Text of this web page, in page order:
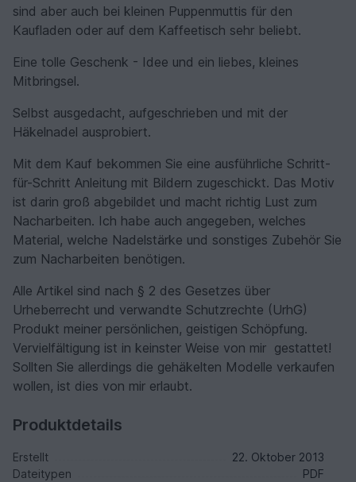
sind aber auch bei kleinen Puppenmuttis für den
Kaufladen oder auf dem Kaffeetisch sehr beliebt.
Eine tolle Geschenk - Idee und ein liebes, kleines
Mitbringsel.
Selbst ausgedacht, aufgeschrieben und mit der
Häkelnadel ausprobiert.
Mit dem Kauf bekommen Sie eine ausführliche Schritt-
für-Schritt Anleitung mit Bildern zugeschickt. Das Motiv
ist darin groß abgebildet und macht richtig Lust zum
Nacharbeiten. Ich habe auch angegeben, welches
Material, welche Nadelstärke und sonstiges Zubehör Sie
zum Nacharbeiten benötigen.
Alle Artikel sind nach § 2 des Gesetzes über
Urheberrecht und verwandte Schutzrechte (UrhG)
Produkt meiner persönlichen, geistigen Schöpfung.
Vervielfältigung ist in keinster Weise von mir gestattet!
Sollten Sie allerdings die gehäkelten Modelle verkaufen
wollen, ist dies von mir erlaubt.
Produktdetails
Erstellt
22. Oktober 2013
Dateitypen
PDF